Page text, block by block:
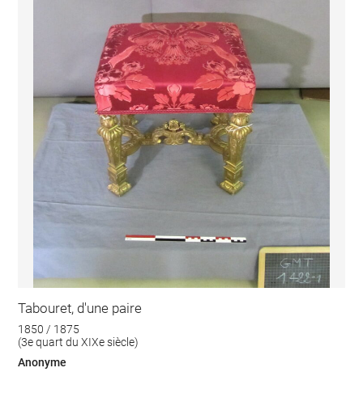
Tabouret, d'une paire
1850 / 1875
(3e quart du XIXe siècle)
Anonyme